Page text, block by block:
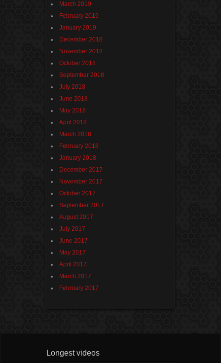
March 2019
February 2019
January 2019
December 2018
November 2018
October 2018
September 2018
July 2018
June 2018
May 2018
April 2018
March 2018
February 2018
January 2018
December 2017
November 2017
October 2017
September 2017
August 2017
July 2017
June 2017
May 2017
April 2017
March 2017
February 2017
Longest videos